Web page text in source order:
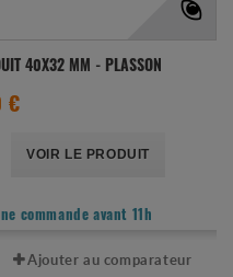
40X32 MM - PLASSON
€
VOIR LE PRODUIT
commande avant 11h
Ajouter au comparateur